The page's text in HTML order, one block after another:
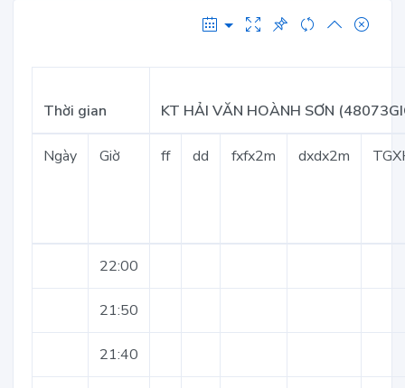
Thời gian KT HẢI VĂN HOÀNH SƠN
Ngày Giờ ff dd fxfx2m dxdx2m
22:00
21:50
21:40